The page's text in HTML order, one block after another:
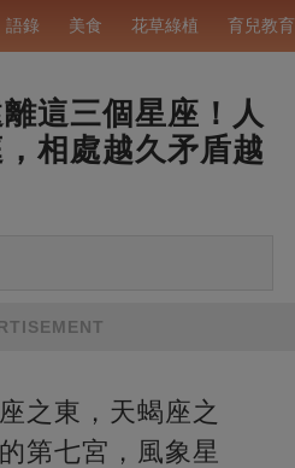
語錄 美食 花草綠植 育兒教育
這三個星座！人
相處越久矛盾越
之東，天蝎座之
第七宮，風象星